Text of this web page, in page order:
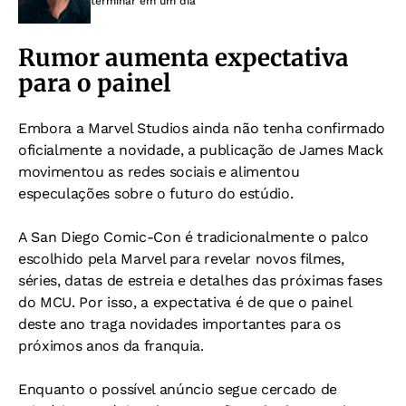
Rumor aumenta expectativa
para o painel
Embora a Marvel Studios ainda não tenha confirmado
oficialmente a novidade, a publicação de James Mack
movimentou as redes sociais e alimentou
especulações sobre o futuro do estúdio.
A San Diego Comic-Con é tradicionalmente o palco
escolhido pela Marvel para revelar novos filmes,
séries, datas de estreia e detalhes das próximas fases
do MCU. Por isso, a expectativa é de que o painel
deste ano traga novidades importantes para os
próximos anos da franquia.
Enquanto o possível anúncio segue cercado de